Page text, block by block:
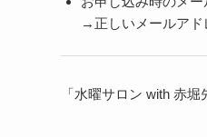
→正しいメールアド
「水曜サロン with 赤堀